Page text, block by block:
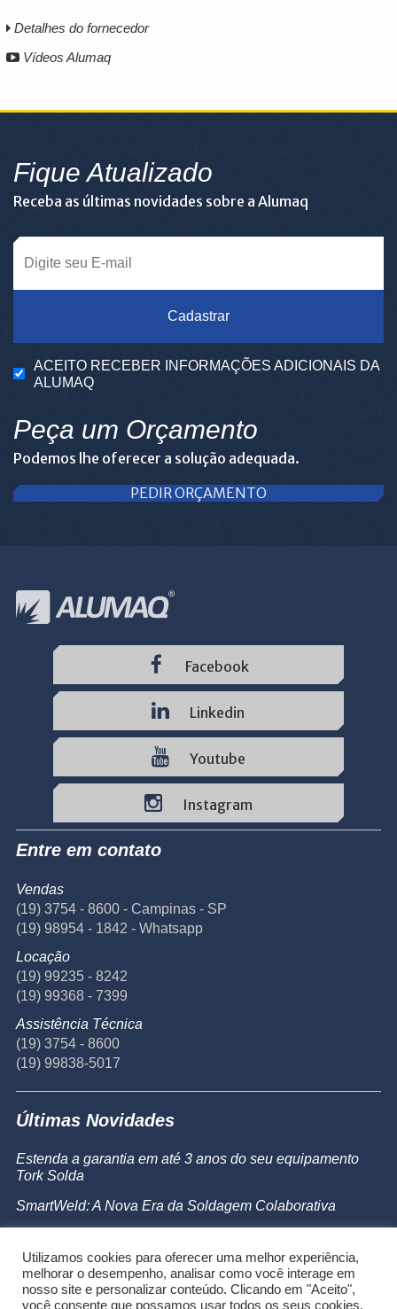
Detalhes do fornecedor
Vídeos Alumaq
Fique Atualizado
Receba as últimas novidades sobre a Alumaq
Cadastrar
ACEITO RECEBER INFORMAÇÕES ADICIONAIS DA
ALUMAQ
Peça um Orçamento
Podemos lhe oferecer a solução adequada.
PEDIR ORÇAMENTO
Facebook
Linkedin
Youtube
Instagram
Entre em contato
Vendas
(19) 3754 - 8600 - Campinas - SP
(19) 98954 - 1842 - Whatsapp
Locação
(19) 99235 - 8242
(19) 99368 - 7399
Assistência Técnica
(19) 3754 - 8600
(19) 99838-5017
Últimas Novidades
Estenda a garantia em até 3 anos do seu equipamento
Tork Solda
SmartWeld: A Nova Era da Soldagem Colaborativa
Powermax 45 SYNC
Utilizamos cookies para oferecer uma melhor experiência,
melhorar o desempenho, analisar como você interage em
nosso site e personalizar conteúdo. Clicando em "Aceito",
você consente que possamos usar todos os seus cookies.